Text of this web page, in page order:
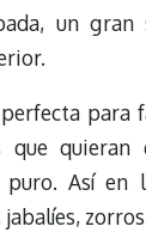
un gran
para
que
puro. Así en